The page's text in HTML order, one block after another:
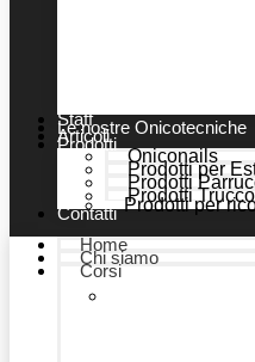
Staff
Le nostre Onicotecniche
Articoli
Prodotti
Oniconails
Prodotti per
Prodotti
Prodotti
Prodotti per
Contatti
Home
Chi siamo
Corsi